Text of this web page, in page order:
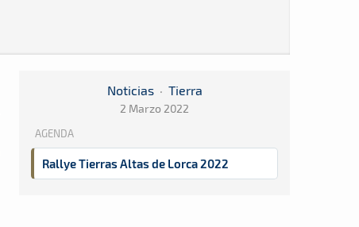
Noticias · Tierra
2 Marzo 2022
AGENDA
Rallye Tierras Altas de Lorca 2022